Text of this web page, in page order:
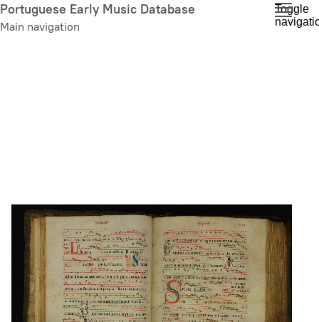
Skip
to
Portuguese Early Music Database
Main navigation
Toggle